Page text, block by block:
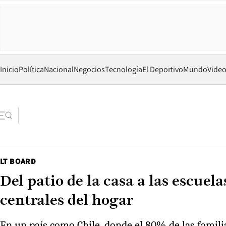
InicioPolíticaNacionalNegociosTecnologíaEl DeportivoMundo
LT BOARD
Del patio de la casa a las
centrales del hogar